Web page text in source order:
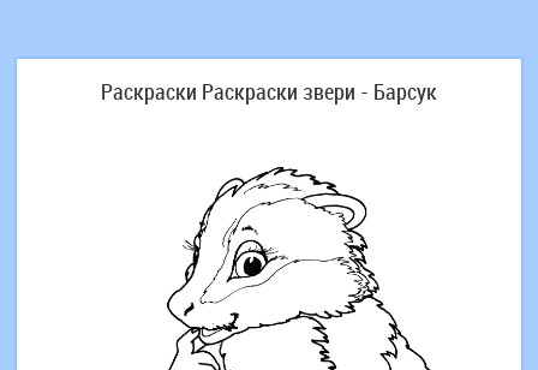
Раскраски Раскраски звери - Барсук